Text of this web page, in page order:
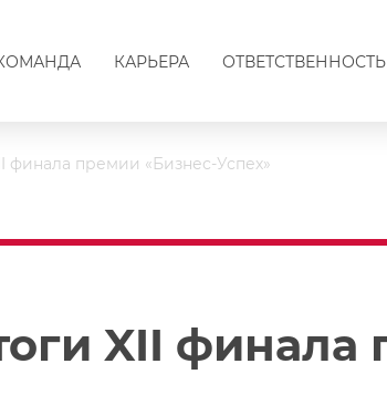
КАРЬЕРА
финала премии «Бизнес-Успех»
XII финала